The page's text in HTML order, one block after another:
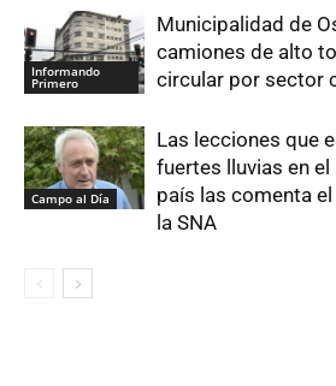
Informando
Primero
Municipalidad de
camiones de alto
circular por sector
Campo al Día
Las lecciones que
fuertes lluvias en
país las comenta
la SNA